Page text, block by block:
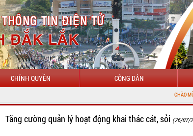
CHÍNH QUYỀN CÔNG DÂN
CHÀO MỪNG ĐẾN VỚI
Tăng cường quản lý hoạt động khai thác cát, sỏi (26/07/